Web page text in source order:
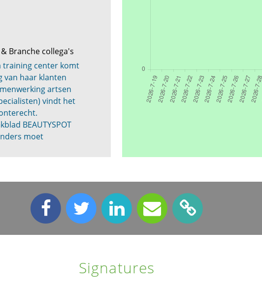
Branche collega's
training center komt
van haar klanten
artsen
vindt het
BEAUTYSPOT
moet
Signatures